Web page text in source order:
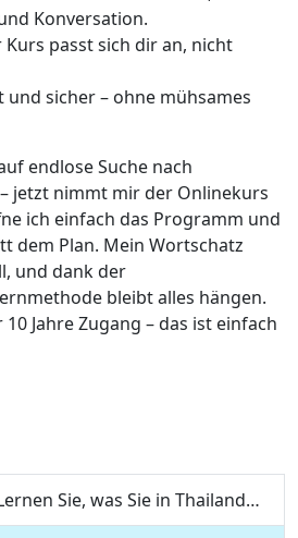
Konversation.
Kurs passt sich dir an, nicht
sicher – ohne mühsames
endlose Suche nach
jetzt nimmt mir der Onlinekurs
ich einfach das Programm und
dem Plan. Mein Wortschatz
und dank der
bleibt alles hängen.
Jahre Zugang – das ist einfach
Sie, was Sie in Thailand…